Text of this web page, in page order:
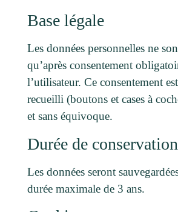
Base légale
Les données personnelles ne
qu’après consentement
l’utilisateur. Ce consentement
recueilli (boutons et cases à
et sans équivoque.
Durée de conservation
Les données seront
durée maximale de 3 ans.